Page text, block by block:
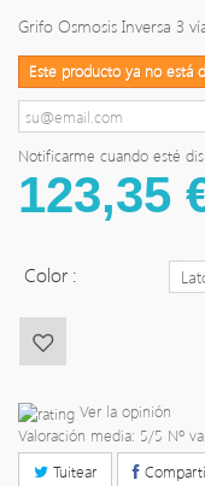
Grifo Osmosis Inversa 3
Este producto ya no está
Notificarme cuando esté
123,35
Color :
Ver la opinión
Valoración media: 5/5 Nº
Tuitear